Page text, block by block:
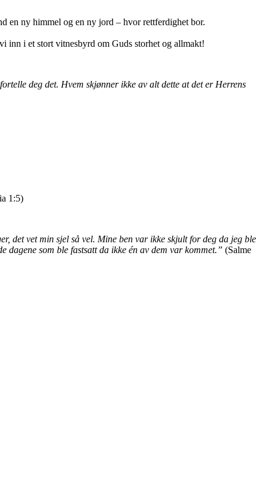
en ny himmel og en ny jord – hvor rettferdighet bor.
inn i et stort vitnesbyrd om Guds storhet og allmakt!
deg det. Hvem skjønner ikke av alt dette at det er Herrens
1:5)
det vet min sjel så vel. Mine ben var ikke skjult for deg da jeg ble
dagene som ble fastsatt da ikke én av dem var kommet.” (Salme